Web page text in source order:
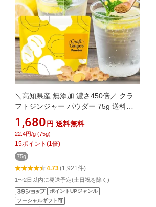
＼高知県産 無添加 濃さ450倍／ クラ
フトジンジャー パウダー 75g 送料無
料 ジンジャーパウダー 生姜パウダー
ショウガオール 国産 生姜 乾燥生姜 粉
末 生姜湯 しょうがパウダー ショウガ
パウダー 温活 メール便
1,680 円 送料無料
22.4円/g (75g)
15ポイント (1倍)
75g
4.73(1,921件)
1〜2日以内に発送予定(土日祝を除く)
ポイントUPジャンル
ソーシャルギフト可